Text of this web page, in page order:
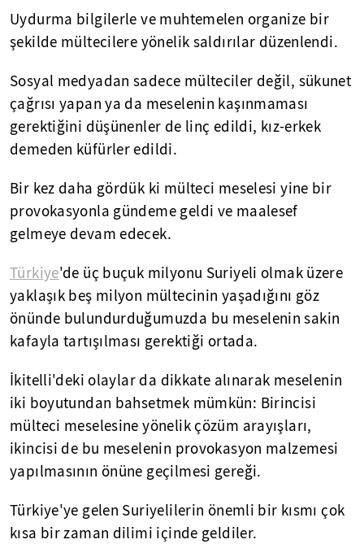
Uydurma bilgilerle ve muhtemelen organize bir
şekilde mültecilere yönelik saldırılar düzenlendi.
Sosyal medyadan sadece mülteciler değil, sükunet
çağrısı yapan ya da meselenin kaşınmaması
gerektiğini düşünenler de linç edildi, kız-erkek
demeden küfürler edildi.
Bir kez daha gördük ki mülteci meselesi yine bir
provokasyonla gündeme geldi ve maalesef
gelmeye devam edecek.
Türkiye'de üç buçuk milyonu Suriyeli olmak üzere
yaklaşık beş milyon mültecinin yaşadığını göz
önünde bulundurduğumuzda bu meselenin sakin
kafayla tartışılması gerektiği ortada.
İkitelli'deki olaylar da dikkate alınarak meselenin
iki boyutundan bahsetmek mümkün: Birincisi
mülteci meselesine yönelik çözüm arayışları,
ikincisi de bu meselenin provokasyon malzemesi
yapılmasının önüne geçilmesi gereği.
Türkiye'ye gelen Suriyelilerin önemli bir kısmı çok
kısa bir zaman dilimi içinde geldiler.